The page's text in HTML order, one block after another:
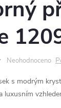
Neohodnoceno
s modrým
luxusním